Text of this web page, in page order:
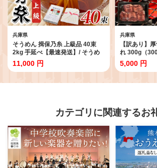
兵庫県
そうめん 揖保乃糸 上級品 40束
2kg 手延べ【最速発送】/ そうめ
ん ギフト お取り寄せ 乾麺 手延べ
にゅうめん 素麺 麺類 夕飯 簡単調
食 アレンジ 洋風 チャンプル 温か
11,000 円
兵庫県
【訳あり】
れ 300g（
ん タン ぎゅ
タン元 タン
肉 訳あり牛
5,000 円
カテゴリに関連するお